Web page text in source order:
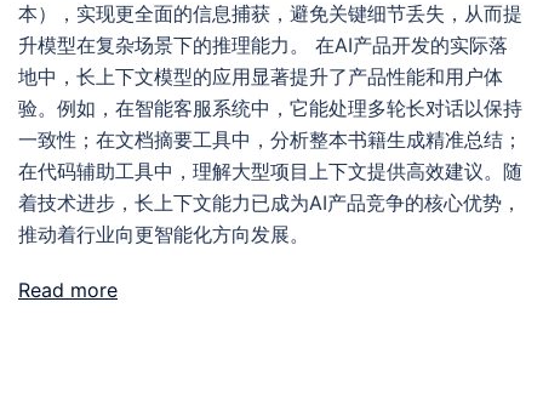
本），实现更全面的信息捕获，避免关键细节丢失，从而提
升模型在复杂场景下的推理能力。 在AI产品开发的实际落
地中，长上下文模型的应用显著提升了产品性能和用户体
验。例如，在智能客服系统中，它能处理多轮长对话以保持
一致性；在文档摘要工具中，分析整本书籍生成精准总结；
在代码辅助工具中，理解大型项目上下文提供高效建议。随
着技术进步，长上下文能力已成为AI产品竞争的核心优势，
推动着行业向更智能化方向发展。
Read more